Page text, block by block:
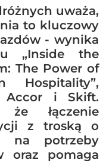
uważa,
to kluczowy
- wynika
„Inside the
The Power of
Accor i Skift.
że łączenie
z troską o
na potrzeby
oraz pomaga